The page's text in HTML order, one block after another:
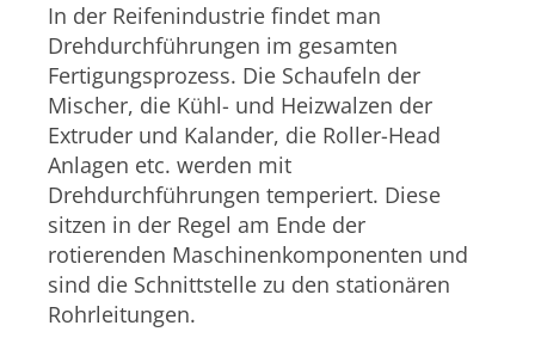
In der Reifenindustrie findet man
Drehdurchführungen im gesamten
Fertigungsprozess. Die Schaufeln der
Mischer, die Kühl- und Heizwalzen der
Extruder und Kalander, die Roller-Head
Anlagen etc. werden mit
Drehdurchführungen temperiert. Diese
sitzen in der Regel am Ende der
rotierenden Maschinenkomponenten und
sind die Schnittstelle zu den stationären
Rohrleitungen.